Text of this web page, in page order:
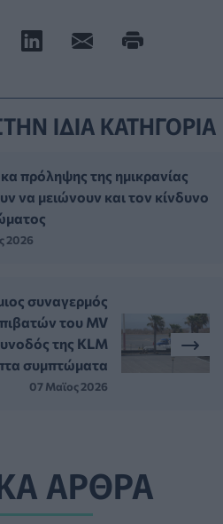
ΙΔΙΑ ΚΑΤΗΓΟΡΙΑ
πρόληψης της ημικρανίας
να μειώνουν και τον κίνδυνο
2026
συναγερμός
του MV
της KLM
συμπτώματα
07 Μαϊος 2026
ΑΡΘΡΑ